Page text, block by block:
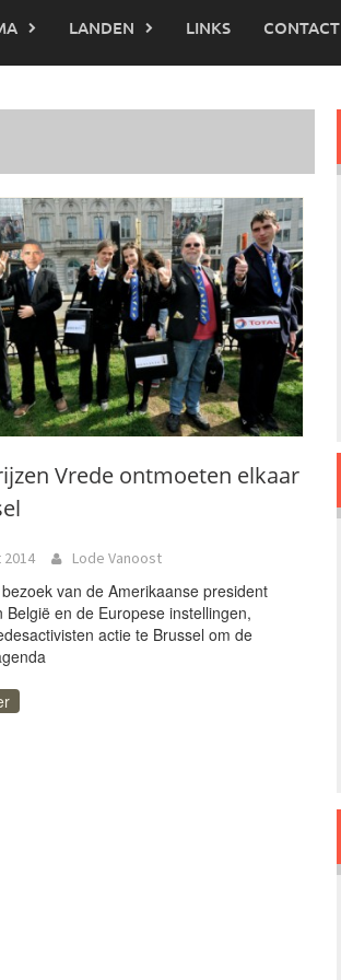
LANDEN LINKS CONTACT
Vrede ontmoeten elkaar
2014 Lode Vanoost
van de Amerikaanse president
België en de Europese instellingen,
actie te Brussel om de